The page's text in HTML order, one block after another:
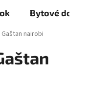
Bytové doplnky
Gaštan nairobi